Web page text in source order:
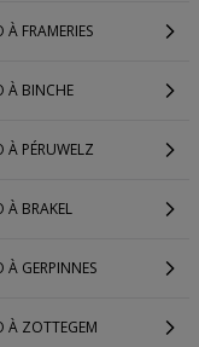
À FRAMERIES
À BINCHE
À PÉRUWELZ
À BRAKEL
À GERPINNES
À ZOTTEGEM